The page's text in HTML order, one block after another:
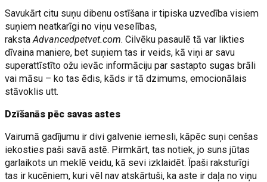
Savukārt citu suņu dibenu ostīšana ir tipiska uzvedība visiem
suņiem neatkarīgi no viņu veselības,
rakstaAdvancedpetvet.com. Cilvēku pasaulē tā var likties
dīvaina maniere, bet suņiem tas ir veids, kā viņi ar savu
superattīstīto ožu ievāc informāciju par sastapto sugas brāli
vai māsu – ko tas ēdis, kāds ir tā dzimums, emocionālais
stāvoklis utt.
Dzīšanās pēc savas astes
Vairumā gadījumu ir divi galvenie iemesli, kāpēc suņi cenšas
iekosties paši savā astē. Pirmkārt, tas notiek, jo suns jūtas
garlaikots un meklē veidu, kā sevi izklaidēt. Īpaši raksturīgi
tas ir kucēniem, kuri vēl nav atskārtuši, ka aste ir daļa no viņu